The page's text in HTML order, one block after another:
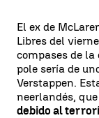
El ex de
Libres del
compases de
pole sería de
Verstappen.
neerlandés, que
debido al